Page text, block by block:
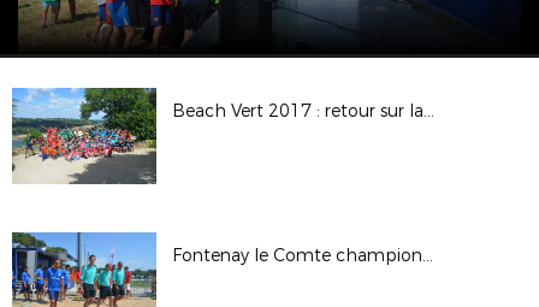
Beach Vert 2017 : retour sur la première semaine de tournée !
Fontenay le Comte champion régional 2017 de Beach-Soccer !